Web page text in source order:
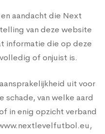
aandacht die Next
van deze website
informatie die op deze
of onjuist is.
uit voor
van welke aard
in enig opzicht verband